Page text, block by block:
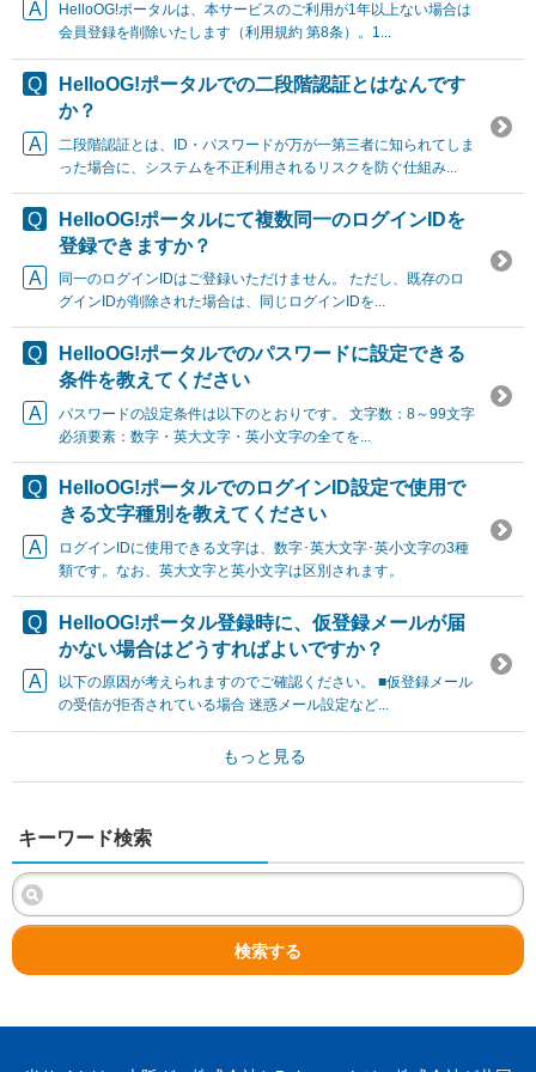
HelloOG!ポータルは、本サービスのご利用が1年以上ない場合は
会員登録を削除いたします（利用規約 第8条）。1...
HelloOG!ポータルでの二段階認証とはなんです
か？
二段階認証とは、ID・パスワードが万が一第三者に知られてしま
った場合に、システムを不正利用されるリスクを防ぐ仕組み...
HelloOG!ポータルにて複数同一のログインIDを
登録できますか？
同一のログインIDはご登録いただけません。 ただし、既存のロ
グインIDが削除された場合は、同じログインIDを...
HelloOG!ポータルでのパスワードに設定できる
条件を教えてください
パスワードの設定条件は以下のとおりです。 文字数：8～99文字
必須要素：数字・英大文字・英小文字の全てを...
HelloOG!ポータルでのログインID設定で使用で
きる文字種別を教えてください
ログインIDに使用できる文字は、数字･英大文字･英小文字の3種
類です。なお、英大文字と英小文字は区別されます。
HelloOG!ポータル登録時に、仮登録メールが届
かない場合はどうすればよいですか？
以下の原因が考えられますのでご確認ください。 ■仮登録メール
の受信が拒否されている場合 迷惑メール設定など...
もっと見る
キーワード検索
検索する